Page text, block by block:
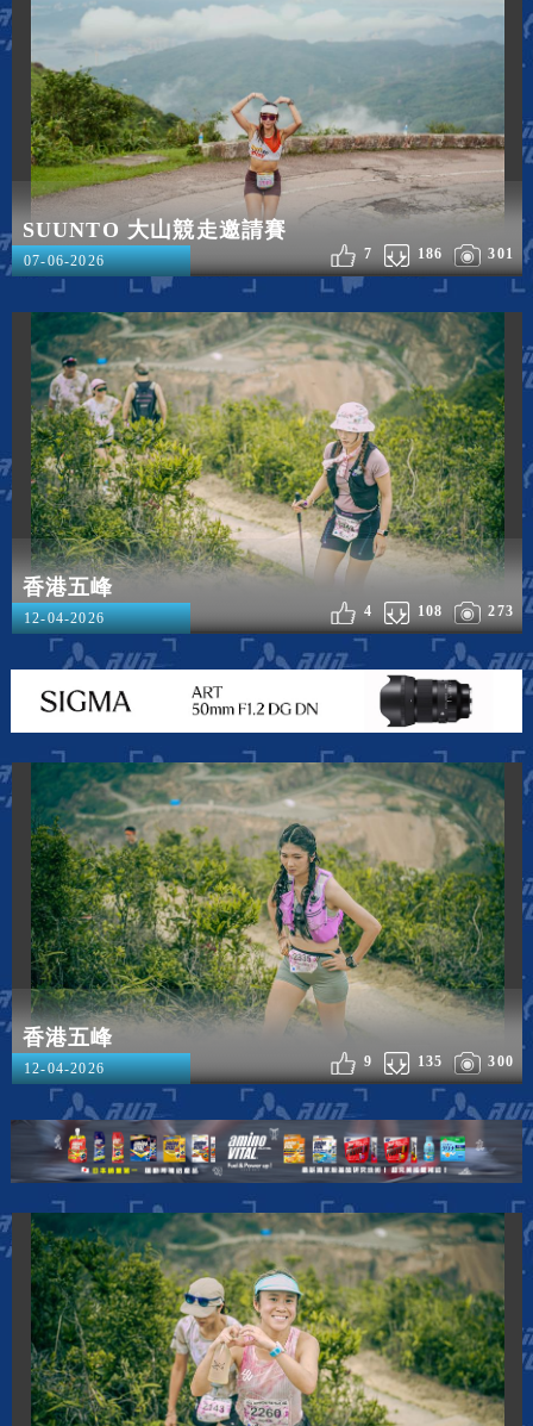
SUUNTO 大山競走邀請賽
301
186
7
07-06-2026
香港五峰
273
108
4
12-04-2026
香港五峰
300
135
9
12-04-2026